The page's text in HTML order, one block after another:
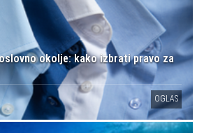
okolje: kako izbrati pravo za
OGLAS